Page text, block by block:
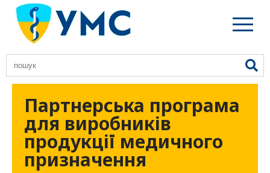
Правила УМС
Членство
Партнерська програма
для виробників
продукції медичного
призначення